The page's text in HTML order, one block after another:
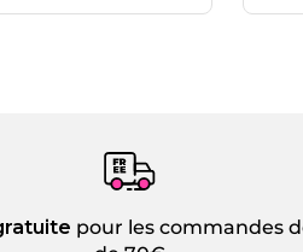
pour les commandes